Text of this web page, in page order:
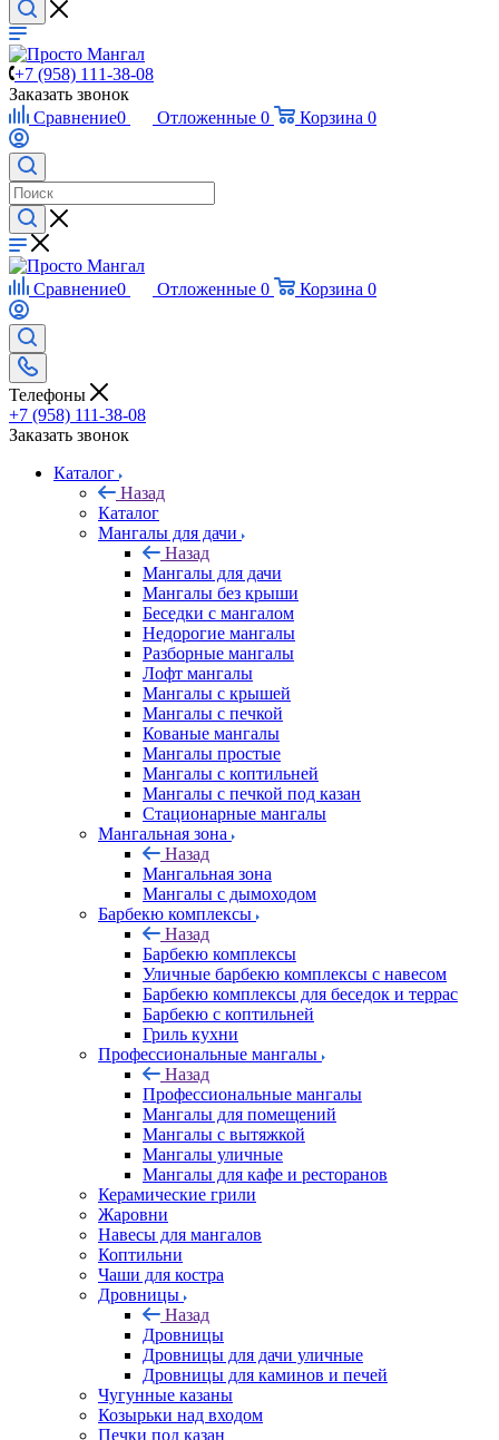
+7 (958) 111-38-08
Заказать звонок
Сравнение0 Отложенные 0 Корзина 0
Сравнение0 Отложенные 0 Корзина 0
Телефоны
+7 (958) 111-38-08
Заказать звонок
Каталог
Назад
Каталог
Мангалы для дачи
Назад
Мангалы для дачи
Мангалы без крыши
Беседки с мангалом
Недорогие мангалы
Разборные мангалы
Лофт мангалы
Мангалы с крышей
Мангалы с печкой
Кованые мангалы
Мангалы простые
Мангалы с коптильней
Мангалы с печкой под казан
Стационарные мангалы
Мангальная зона
Назад
Мангальная зона
Мангалы с дымоходом
Барбекю комплексы
Назад
Барбекю комплексы
Уличные барбекю комплексы с навесом
Барбекю комплексы для беседок и террас
Барбекю с коптильней
Гриль кухни
Профессиональные мангалы
Назад
Профессиональные мангалы
Мангалы для помещений
Мангалы с вытяжкой
Мангалы уличные
Мангалы для кафе и ресторанов
Керамические грили
Жаровни
Навесы для мангалов
Коптильни
Чаши для костра
Дровницы
Назад
Дровницы
Дровницы для дачи уличные
Дровницы для каминов и печей
Чугунные казаны
Козырьки над входом
Печки под казан